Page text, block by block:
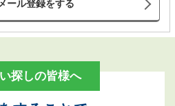
メール登録をする
探しの皆様へ